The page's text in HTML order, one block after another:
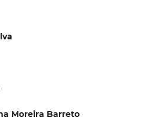
Moreira Barreto